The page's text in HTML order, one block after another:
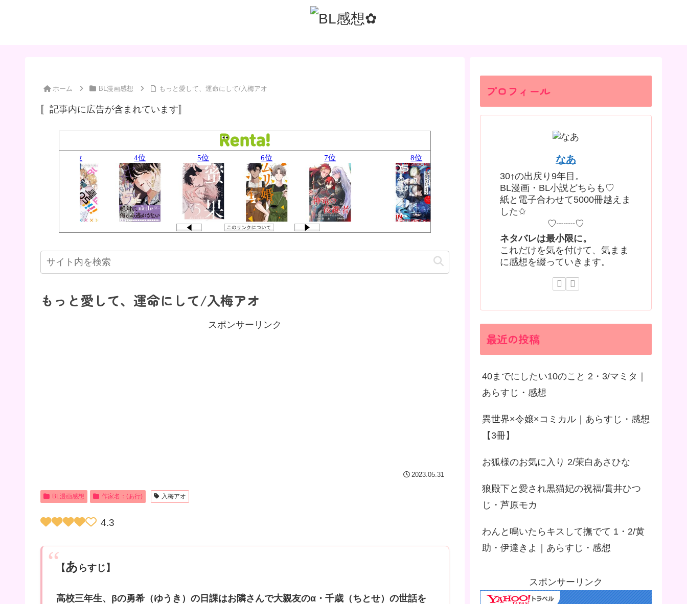
ホーム BL漫画感想 もっと愛して、運命にして/入梅アオ
〚記事内に広告が含まれています〛
もっと愛して、運命にして/入梅アオ
スポンサーリンク
2023.05.31
BL漫画感想 作家名：(あ行) 入梅アオ
4.3
【あ らすじ】
高校三年生、βの勇希（ゆうき）の日課はお隣さんで大親友のα・千歳（ちとせ）の世話を
プロフィール
なあ
30↑の出戻り9年目。
BL漫画・BL小説どちらも♡
紙と電子合わせて5000冊越えま
した✩
♡┈┈♡
ネタバレは最小限に。
これだけを気を付けて、気まま
に感想を綴っていきます。
最近の投稿
40までにしたい10のこと 2・3/マミタ｜
あらすじ・感想
異世界×令嬢×コミカル｜あらすじ・感想
【3冊】
お狐様のお気に入り 2/茉白あさひな
狼殿下と愛され黒猫妃の祝福/貫井ひつ
じ・芦原モカ
わんと鳴いたらキスして撫でて 1・2/黄
助・伊達きよ｜あらすじ・感想
スポンサーリンク